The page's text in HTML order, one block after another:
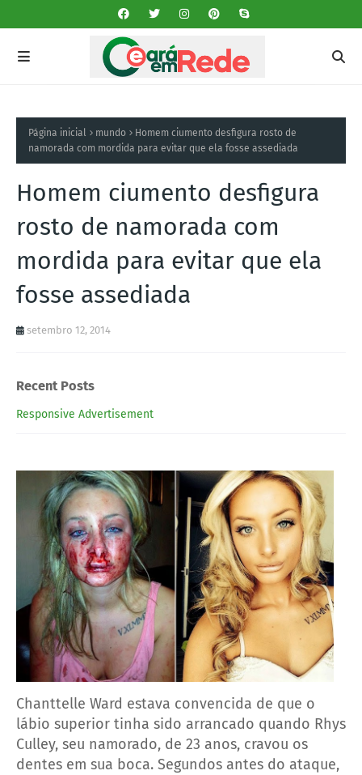
Página inicial mundo
Homem ciumento desfigura rosto de
namorada com mordida para evitar que ela fosse assediada
Homem ciumento desfigura
rosto de namorada com
mordida para evitar que ela
fosse assediada
setembro 12, 2014
Recent Posts
Responsive Advertisement
Chanttelle Ward estava convencida de que o
lábio superior tinha sido arrancado quando Rhys
Culley, seu namorado, de 23 anos, cravou os
dentes em sua boca. Segundos antes do ataque,